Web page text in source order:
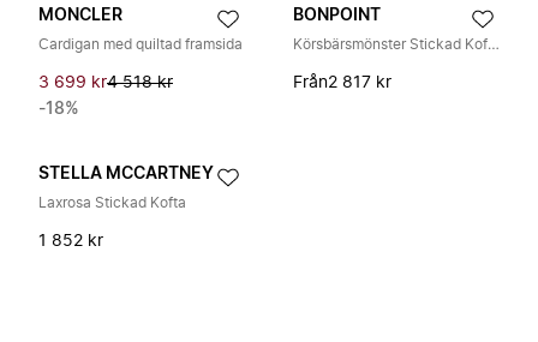
MONCLER
Cardigan med quiltad framsida
3 699 kr4 518 kr
-18%
BONPOINT
Körsbärsmönster Stickad Kofta Ytterkläder
Från2 817 kr
STELLA MCCARTNEY
Laxrosa Stickad Kofta
1 852 kr